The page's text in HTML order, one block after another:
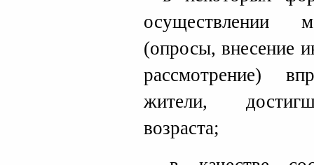
осуществлении
(опросы, внесение
рассмотрение)
жители,
возраста;